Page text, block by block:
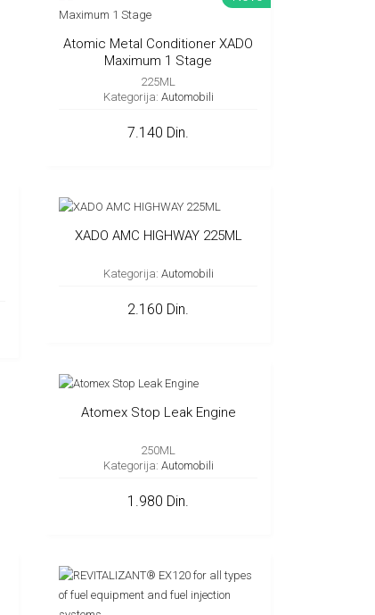
Atomic Metal Conditioner XADO
Maximum 1 Stage
225ML
Kategorija: Automobili
7.140 Din.
XADO AMC HIGHWAY 225ML
Kategorija: Automobili
2.160 Din.
Atomex Stop Leak Engine
250ML
Kategorija: Automobili
1.980 Din.